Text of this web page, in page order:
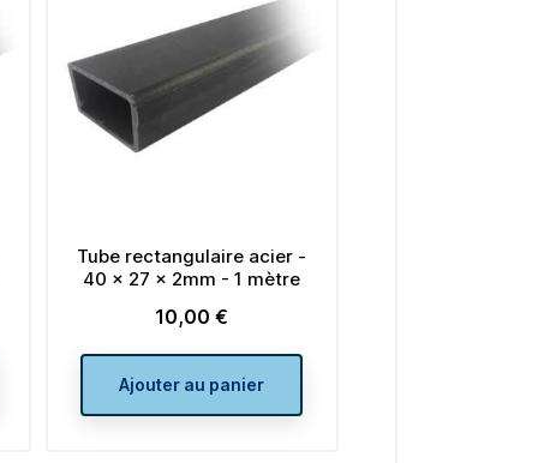
-
Tube rectangulaire acier -
35 x 20 x 2mm - 1 mètre
Prix
8,00 €
Ajouter au panier